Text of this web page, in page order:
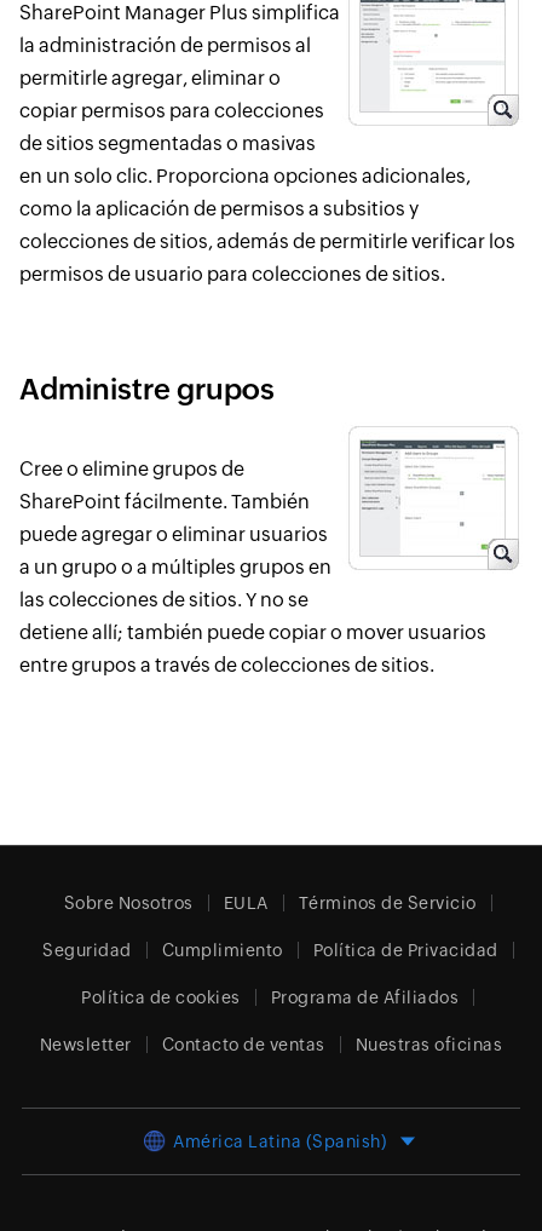
SharePoint Manager Plus simplifica
la administración de permisos al
permitirle agregar, eliminar o
copiar permisos para colecciones
de sitios segmentadas o masivas
en un solo clic. Proporciona opciones adicionales,
como la aplicación de permisos a subsitios y
colecciones de sitios, además de permitirle verificar los
permisos de usuario para colecciones de sitios.
Administre grupos
Cree o elimine grupos de
SharePoint fácilmente. También
puede agregar o eliminar usuarios
a un grupo o a múltiples grupos en
las colecciones de sitios. Y no se
detiene allí; también puede copiar o mover usuarios
entre grupos a través de colecciones de sitios.
Sobre Nosotros EULA Términos de Servicio
Seguridad Cumplimiento Política de Privacidad
Política de cookies Programa de Afiliados
Newsletter Contacto de ventas Nuestras oficinas
América Latina (Spanish)